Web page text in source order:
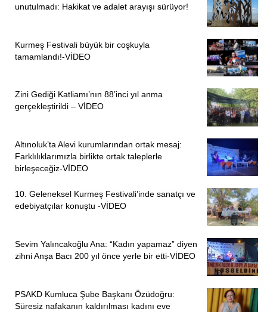
unutulmadı: Hakikat ve adalet arayışı sürüyor!
Kurmeş Festivali büyük bir coşkuyla
tamamlandı!-VİDEO
Zini Gediği Katliamı’nın 88’inci yıl anma
gerçekleştirildi – VİDEO
Altınoluk’ta Alevi kurumlarından ortak mesaj:
Farklılıklarımızla birlikte ortak taleplerle
birleşeceğiz-VİDEO
10. Geleneksel Kurmeş Festivali’inde sanatçı ve
edebiyatçılar konuştu -VİDEO
Sevim Yalıncakoğlu Ana: “Kadın yapamaz” diyen
zihni Anşa Bacı 200 yıl önce yerle bir etti-VİDEO
PSAKD Kumluca Şube Başkanı Özüdoğru:
Süresiz nafakanın kaldırılması kadını eve